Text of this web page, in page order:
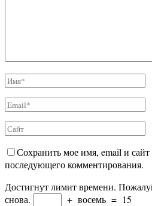
Сохранить мое имя, email и сайт
последующего комментирования.
Достигнут лимит времени.
снова.
+ восемь = 15